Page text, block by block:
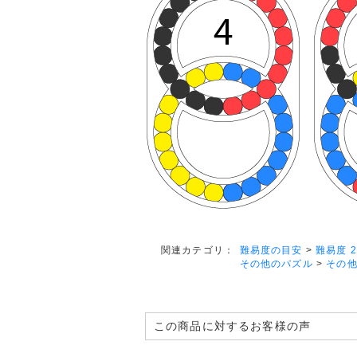
関連カテゴリ： 難易度の目安 >難易度 2
その他のパズル > その他
この商品に対するお客様の声